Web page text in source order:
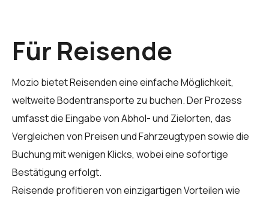
Für Reisende
Mozio bietet Reisenden eine einfache Möglichkeit,
weltweite Bodentransporte zu buchen. Der Prozess
umfasst die Eingabe von Abhol- und Zielorten, das
Vergleichen von Preisen und Fahrzeugtypen sowie die
Buchung mit wenigen Klicks, wobei eine sofortige
Bestätigung erfolgt.
Reisende profitieren von einzigartigen Vorteilen wie